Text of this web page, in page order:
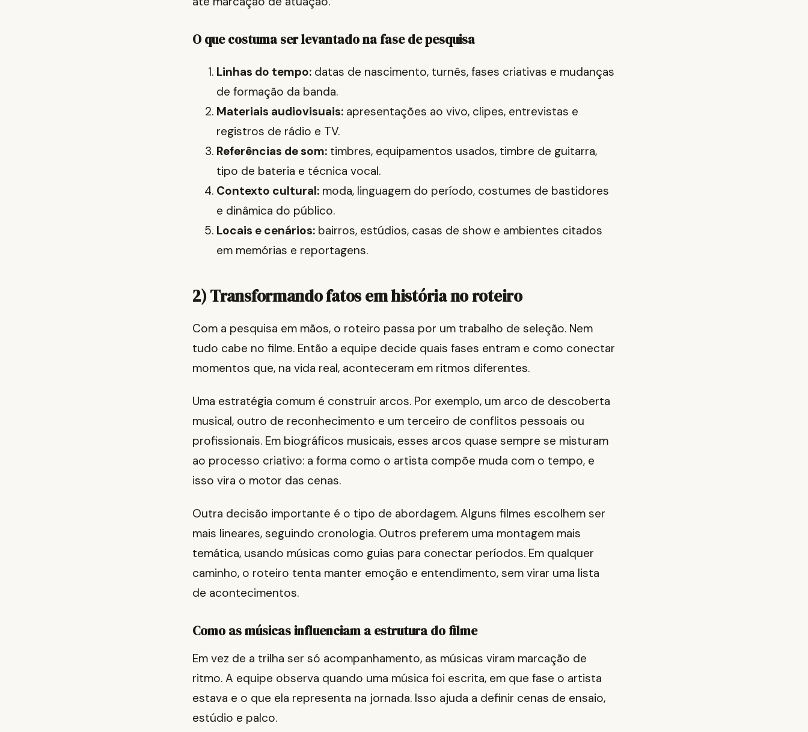
O que costuma ser levantado na fase de pesquisa
Linhas do tempo: datas de nascimento, turnês, fases criativas e mudanças
de formação da banda.
Materiais audiovisuais: apresentações ao vivo, clipes, entrevistas e
registros de rádio e TV.
Referências de som: timbres, equipamentos usados, timbre de guitarra,
tipo de bateria e técnica vocal.
Contexto cultural: moda, linguagem do período, costumes de bastidores
e dinâmica do público.
Locais e cenários: bairros, estúdios, casas de show e ambientes citados
em memórias e reportagens.
2) Transformando fatos em história no roteiro
Com a pesquisa em mãos, o roteiro passa por um trabalho de seleção. Nem
tudo cabe no filme. Então a equipe decide quais fases entram e como conectar
momentos que, na vida real, aconteceram em ritmos diferentes.
Uma estratégia comum é construir arcos. Por exemplo, um arco de descoberta
musical, outro de reconhecimento e um terceiro de conflitos pessoais ou
profissionais. Em biográficos musicais, esses arcos quase sempre se misturam
ao processo criativo: a forma como o artista compõe muda com o tempo, e
isso vira o motor das cenas.
Outra decisão importante é o tipo de abordagem. Alguns filmes escolhem ser
mais lineares, seguindo cronologia. Outros preferem uma montagem mais
temática, usando músicas como guias para conectar períodos. Em qualquer
caminho, o roteiro tenta manter emoção e entendimento, sem virar uma lista
de acontecimentos.
Como as músicas influenciam a estrutura do filme
Em vez de a trilha ser só acompanhamento, as músicas viram marcação de
ritmo. A equipe observa quando uma música foi escrita, em que fase o artista
estava e o que ela representa na jornada. Isso ajuda a definir cenas de ensaio,
estúdio e palco.